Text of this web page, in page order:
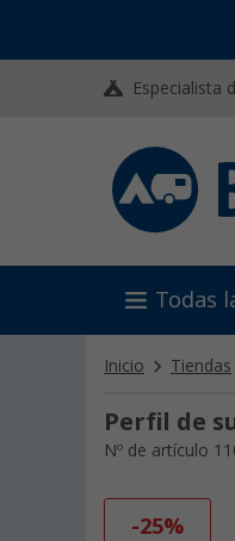
Especialista
Todas
Inicio Tiendas
Perfil de
Nº de artículo
-25%